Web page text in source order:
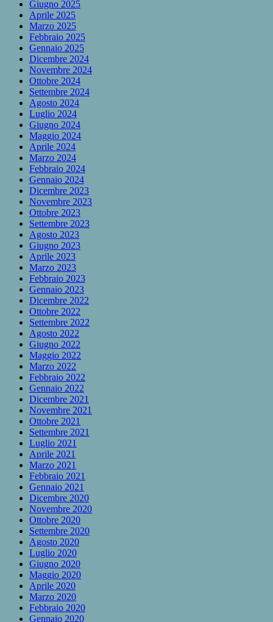
Giugno 2025
Aprile 2025
Marzo 2025
Febbraio 2025
Gennaio 2025
Dicembre 2024
Novembre 2024
Ottobre 2024
Settembre 2024
Agosto 2024
Luglio 2024
Giugno 2024
Maggio 2024
Aprile 2024
Marzo 2024
Febbraio 2024
Gennaio 2024
Dicembre 2023
Novembre 2023
Ottobre 2023
Settembre 2023
Agosto 2023
Giugno 2023
Aprile 2023
Marzo 2023
Febbraio 2023
Gennaio 2023
Dicembre 2022
Ottobre 2022
Settembre 2022
Agosto 2022
Giugno 2022
Maggio 2022
Marzo 2022
Febbraio 2022
Gennaio 2022
Dicembre 2021
Novembre 2021
Ottobre 2021
Settembre 2021
Luglio 2021
Aprile 2021
Marzo 2021
Febbraio 2021
Gennaio 2021
Dicembre 2020
Novembre 2020
Ottobre 2020
Settembre 2020
Agosto 2020
Luglio 2020
Giugno 2020
Maggio 2020
Aprile 2020
Marzo 2020
Febbraio 2020
Gennaio 2020